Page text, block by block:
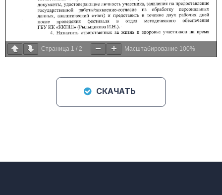
Страница 1 / 2 Масштабирование 100%
СКАЧАТЬ